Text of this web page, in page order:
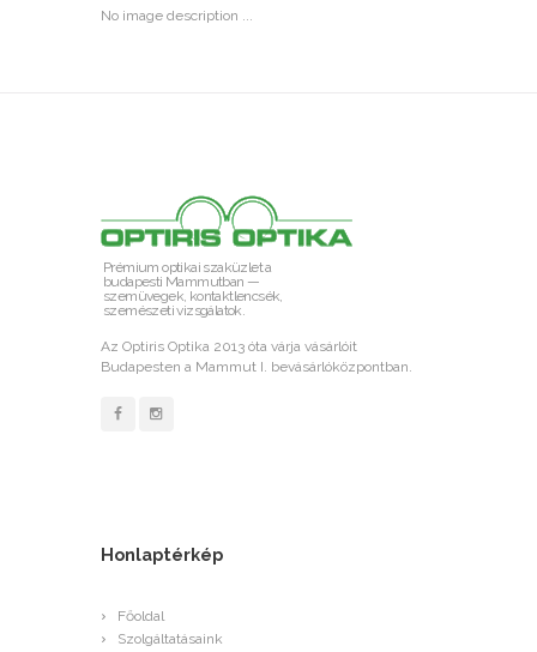
No image description ...
Prémium optikai szaküzlet a
budapesti Mammutban —
szemüvegek, kontaktlencsék,
szemészeti vizsgálatok.
Az Optiris Optika 2013 óta várja vásárlóit
Budapesten a Mammut I. bevásárlóközpontban.
Honlaptérkép
Főoldal
Szolgáltatásaink